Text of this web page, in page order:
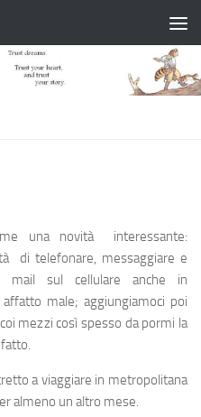
una novità interessante:
di telefonare, messaggiare e
mail sul cellulare anche in
male; aggiungiamoci poi
mezzi così spesso da pormi la
a viaggiare in metropolitana
almeno un altro mese.